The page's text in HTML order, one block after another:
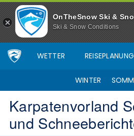
OnTheSnow Ski &
Ski & Snow Conditions
WETTER REISEPLANUNG
WINTER
Karpatenvorland
und